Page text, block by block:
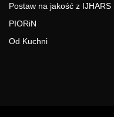
Postaw na jakość z IJHARS
PIORiN
Od Kuchni